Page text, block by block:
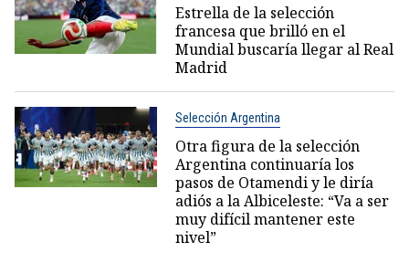
Estrella de la selección
francesa que brilló en el
Mundial buscaría llegar al Real
Madrid
Selección Argentina
Otra figura de la selección
Argentina continuaría los
pasos de Otamendi y le diría
adiós a la Albiceleste: “Va a ser
muy difícil mantener este
nivel”